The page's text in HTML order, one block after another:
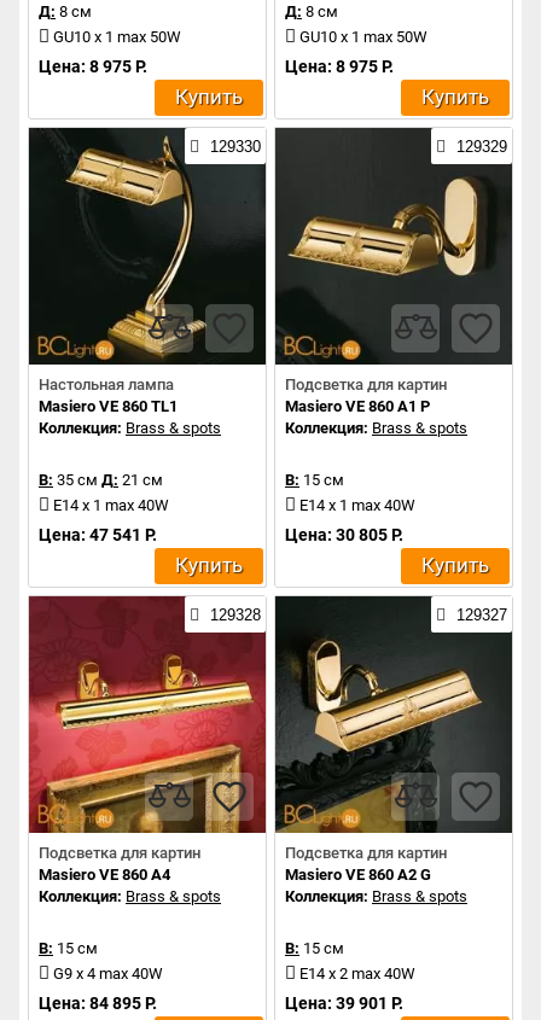
Д: 8 см
GU10 x 1 max 50W
Цена: 8 975 Р.
Купить
Д: 8 см
GU10 x 1 max 50W
Цена: 8 975 Р.
Купить
129330
Настольная лампа
Masiero VE 860 TL1
Коллекция: Brass & spots
В: 35 см Д: 21 см
E14 x 1 max 40W
Цена: 47 541 Р.
Купить
129329
Подсветка для картин
Masiero VE 860 A1 P
Коллекция: Brass & spots
В: 15 см
E14 x 1 max 40W
Цена: 30 805 Р.
Купить
129328
Подсветка для картин
Masiero VE 860 A4
Коллекция: Brass & spots
В: 15 см
G9 x 4 max 40W
Цена: 84 895 Р.
129327
Подсветка для картин
Masiero VE 860 A2 G
Коллекция: Brass & spots
В: 15 см
E14 x 2 max 40W
Цена: 39 901 Р.